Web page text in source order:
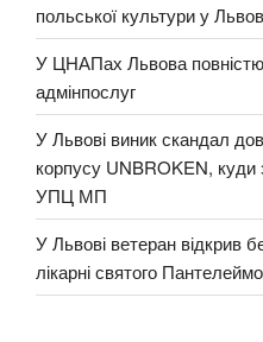
польської культури у
У ЦНАПах Львова повністю
адмінпослуг
У Львові виник скандал
корпусу UNBROKEN,
УПЦ МП
У Львові ветеран відкрив
лікарні святого